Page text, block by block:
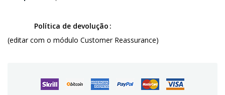
Política de devolução
(editar com o módulo Customer Reassurance)